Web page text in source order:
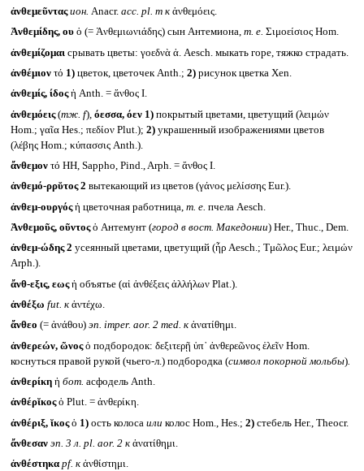
ἀνθεμεῦντας ион. Anacr. acc. pl. m кἀνθεμόεις.
Ἀνθεμίδης, ουὁ (= Ἀνθεμιωνιάδης) сын Антемиона, т. е. Σιμοείσιος Hom.
ἀνθεμίζομαι срывать цветы: γοεδνὰ ἀ. Aesch. мыкать горе, тяжко страдать.
ἀνθέμιον τό 1)цветок, цветочек Anth.; 2)рисунок цветка Xen.
ἀνθεμίς, ίδοςἡ Anth. = ἄνθος I.
ἀνθεμόεις(тж. f), όεσσα, όεν 1)покрытый цветами, цветущий (λειμών
Hom.; γαῖα Hes.; πεδίον Plut.); 2)украшенный изображениями цветов
(λέβης Hom.; κύπασσις Anth.).
ἄνθεμον τό HH, Sappho, Pind., Arph. = ἄνθος I.
ἀνθεμό-ρρῠτος 2 вытекающий из цветов (γάνος μελίσσης Eur.).
ἀνθεμ-ουργόςἡ цветочная работница, т. е. пчела Aesch.
Ἀνθεμοῦς, οῦντοςὁ Антемунт (город в вост. Македонии) Her., Thuc., Dem.
ἀνθεμ-ώδης 2 усеянный цветами, цветущий (ἦρ Aesch.; Τμῶλος Eur.; λειμών
Arph.).
ἄνθ-εξις, εωςἡ объятье (αἱ ἀνθέξεις ἀλλήλων Plat.).
ἀνθέξω fut. кἀντέχω.
ἄνθεο (= ἀνάθου)эп. imper. aor. 2 med. кἀνατίθημι.
ἀνθερεών, ῶνοςὁ подбородок: δεξιτερῇ ὑπ᾽ ἀνθερεῶνος ἑλεῖν Hom.
коснуться правой рукой (чьего-л.) подбородка (символ покорной мольбы).
ἀνθερίκη ἡ бот. асфодель Anth.
ἀνθέρῐκοςὁ Plut. = ἀνθερίκη.
ἀνθέριξ, ῐκοςὁ 1)ость колоса или колос Hom., Hes.; 2)стебель Her., Theocr.
ἄνθεσαν эп. 3 л. pl. aor. 2 кἀνατίθημι.
ἀνθέστηκα pf. кἀνθίστημι.